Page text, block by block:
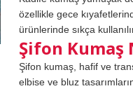
özellikle gece
ürünlerinde sıkça
Şifon Kumaş
Şifon kumaş, hafif ve
elbise ve bluz